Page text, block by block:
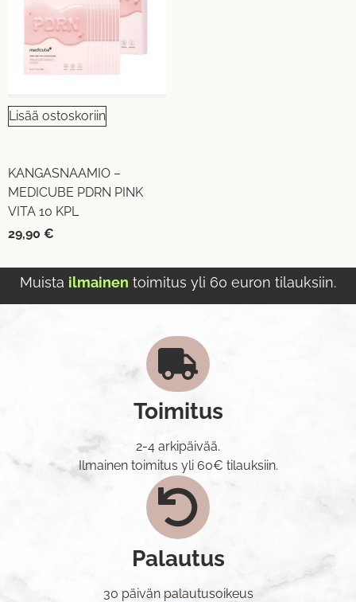
Lisää ostoskoriin
KANGASNAAMIO –
MEDICUBE PDRN PINK
VITA 10 KPL
29,90 €
Muista ilmainen toimitus yli 60 euron tilauksiin.
Toimitus
2-4 arkipäivää.
Ilmainen toimitus yli 60€ tilauksiin.
Palautus
30 päivän palautusoikeus